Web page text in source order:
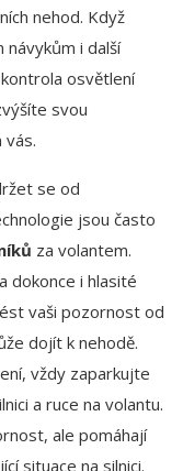
nehod. Když
i další
osvětlení
svou
se od
jsou často
za volantem.
dokonce i hlasité
vaši pozornost od
dojít k nehodě.
vždy zaparkujte
a ruce na volantu.
ale pomáhají
situace na silnici.